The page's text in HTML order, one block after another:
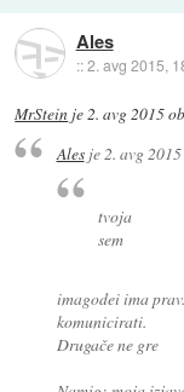
Ales
::2. avg 2015,
MrStein je 2. avg 2015
Alesje2. avg
tvoja
sem
imagodei ima
komunicirati.
Drugače ne gre